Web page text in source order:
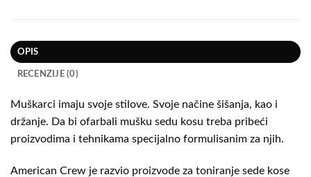
OPIS
RECENZIJE (0)
Muškarci imaju svoje stilove. Svoje načine šišanja, kao i
držanje. Da bi ofarbali mušku sedu kosu treba pribeći
proizvodima i tehnikama specijalno formulisanim za njih.
American Crew je razvio proizvode za toniranje sede kose